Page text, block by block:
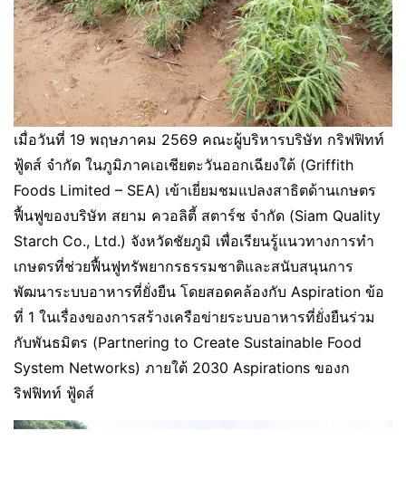
เมื่อวันที่ 19 พฤษภาคม 2569 คณะผู้บริหารบริษัท กริฟฟิทท์
ฟู้ดส์ จำกัด ในภูมิภาคเอเชียตะวันออกเฉียงใต้ (Griffith
Foods Limited – SEA) เข้าเยี่ยมชมแปลงสาธิตด้านเกษตร
ฟื้นฟูของบริษัท สยาม ควอลิตี้ สตาร์ช จำกัด (Siam Quality
Starch Co., Ltd.) จังหวัดชัยภูมิ เพื่อเรียนรู้แนวทางการทำ
เกษตรที่ช่วยฟื้นฟูทรัพยากรธรรมชาติและสนับสนุนการ
พัฒนาระบบอาหารที่ยั่งยืน โดยสอดคล้องกับ Aspiration ข้อ
ที่ 1 ในเรื่องของการสร้างเครือข่ายระบบอาหารที่ยั่งยืนร่วม
กับพันธมิตร (Partnering to Create Sustainable Food
System Networks) ภายใต้ 2030 Aspirations ของก
ริฟฟิทท์ ฟู้ดส์